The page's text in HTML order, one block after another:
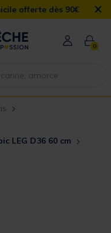
dès 90€ ×
0
LEG D36 60 cm